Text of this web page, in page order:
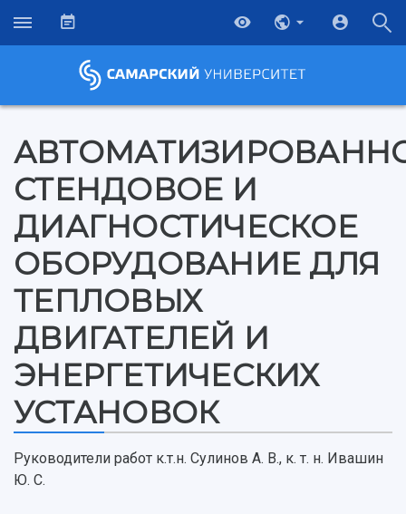
НАЗАД
СТЕНДОВОЕ И
ДИАГНОСТИЧЕСКОЕ
ОБОРУДОВАНИЕ ДЛЯ
ТЕПЛОВЫХ
ДВИГАТЕЛЕЙ И
ЭНЕРГЕТИЧЕСКИХ
УСТАНОВОК
Руководители работ к.т.н. Сулинов А. В., к. т. н. Ивашин
Ю. С.